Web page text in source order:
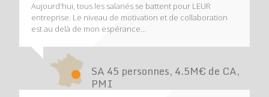
Aujourd'hui, tous les salariés se battent pour LEUR
entreprise. Le niveau de motivation et de collaboration
est au delà de mon espérance...
SA 45 personnes, 4.5M€ de CA,
PMI